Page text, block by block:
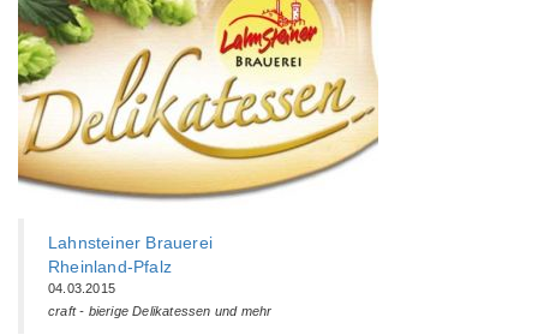
Lahnsteiner Brauerei
Rheinland-Pfalz
04.03.2015
craft - bierige Delikatessen und mehr